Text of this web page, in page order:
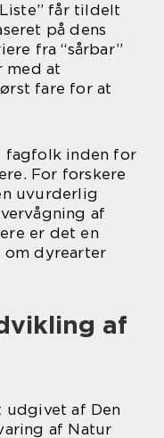
får tildelt
på dens
fra “sårbar”
med at
fare for at
fagfolk inden for
For forskere
uvurderlig
af
er det en
dyrearter
af
udgivet af Den
af Natur